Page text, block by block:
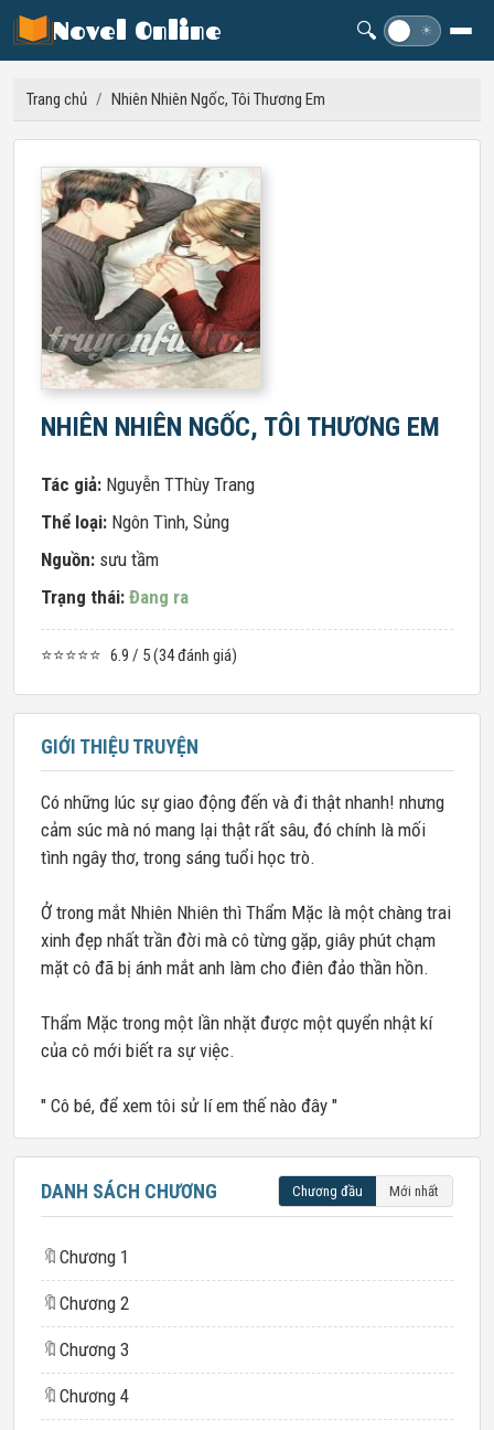
Novel Online 🔍 ☀
Trang chủ / Nhiên Nhiên Ngốc, Tôi Thương Em
NHIÊN NHIÊN NGỐC, TÔI THƯƠNG EM
Tác giả: Nguyễn TThùy Trang
Thể loại: Ngôn Tình, Sủng
Nguồn: sưu tầm
Trạng thái: Đang ra
⭐⭐⭐⭐⭐ 6.9 / 5 (34 đánh giá)
GIỚI THIỆU TRUYỆN
Có những lúc sự giao động đến và đi thật nhanh! nhưng
cảm súc mà nó mang lại thật rất sâu, đó chính là mối
tình ngây thơ, trong sáng tuổi học trò.
Ở trong mắt Nhiên Nhiên thì Thẩm Mặc là một chàng trai
xinh đẹp nhất trần đời mà cô từng gặp, giây phút chạm
mặt cô đã bị ánh mắt anh làm cho điên đảo thần hồn.
Thẩm Mặc trong một lần nhặt được một quyển nhật kí
của cô mới biết ra sự việc.
" Cô bé, để xem tôi sử lí em thế nào đây "
DANH SÁCH CHƯƠNG Chương đầu Mới nhất
🔖 Chương 1
🔖 Chương 2
🔖 Chương 3
🔖 Chương 4